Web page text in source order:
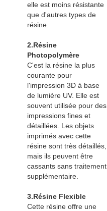
elle est moins résistante
que d'autres types de
résine.
2.Résine
Photopolymère
C'est la résine la plus
courante pour
l'impression 3D à base
de lumière UV. Elle est
souvent utilisée pour des
impressions fines et
détaillées. Les objets
imprimés avec cette
résine sont très détaillés,
mais ils peuvent être
cassants sans traitement
supplémentaire.
3.Résine Flexible
Cette résine offre une